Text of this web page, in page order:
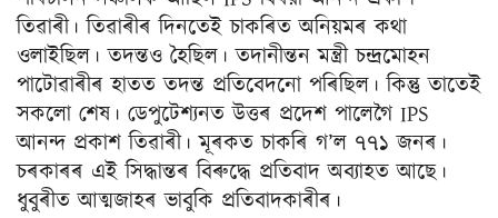
তিৱাৰী। তিৱাৰীৰ দিনতেই চাকৰিত অনিয়মৰ কথা
ওলাইছিল। তদন্তও হৈছিল। তদানীন্তন মন্ত্ৰী চন্দ্ৰমোহন
পাটোৱাৰীৰ হাতত তদন্ত প্ৰতিবেদনো পৰিছিল। কিন্তু তাতেই
সকলো শেষ। ডেপুটেশ্যনত উত্তৰ প্ৰদেশ পালেগৈ IPS
আনন্দ প্ৰকাশ তিৱাৰী। মূৰকত চাকৰি গ’ল ৭৭১ জনৰ।
চৰকাৰৰ এই সিদ্ধান্তৰ বিৰুদ্ধে প্ৰতিবাদ অব্যাহত আছে।
ধুবুৰীত আত্মজাহৰ ভাবুকি প্ৰতিবাদকাৰীৰ।